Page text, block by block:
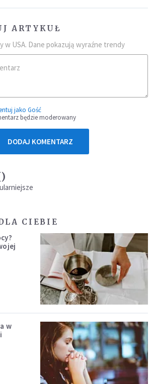
ARTYKUŁ
w USA. Dane pokazują wyraźne trendy
jako Gość
będzie moderowany
DODAJ KOMENTARZ
)
CIEBIE
w